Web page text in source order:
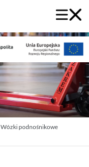
Wózki podnośnikowe